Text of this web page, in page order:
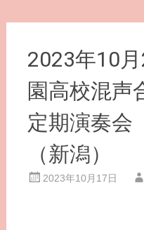
2023年10
園高校混声
定期演奏
（新潟）
2023年10月17日